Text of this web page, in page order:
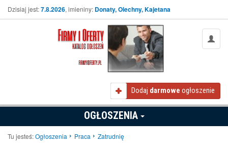
Dzisiaj jest:7.8.2026, imieniny: Donaty, Olechny, Kajetana
Dodaj darmowe ogłoszenie
OGŁOSZENIA
Tu jesteś:Ogłoszenia Praca Zatrudnię